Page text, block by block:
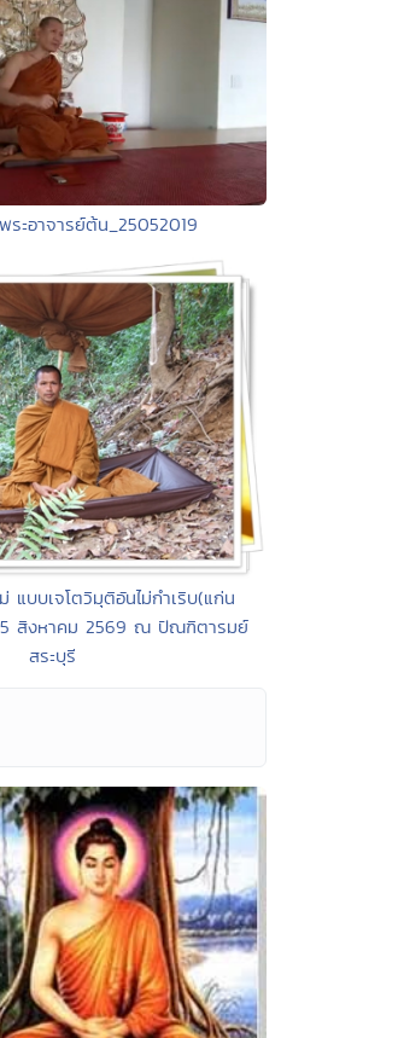
ะอาจารย์ต้น_25052019
แบบเจโตวิมุติอันไม่กำเริบ(แก่น
สิงหาคม 2569 ณ ปัณฑิตารมย์
สระบุรี